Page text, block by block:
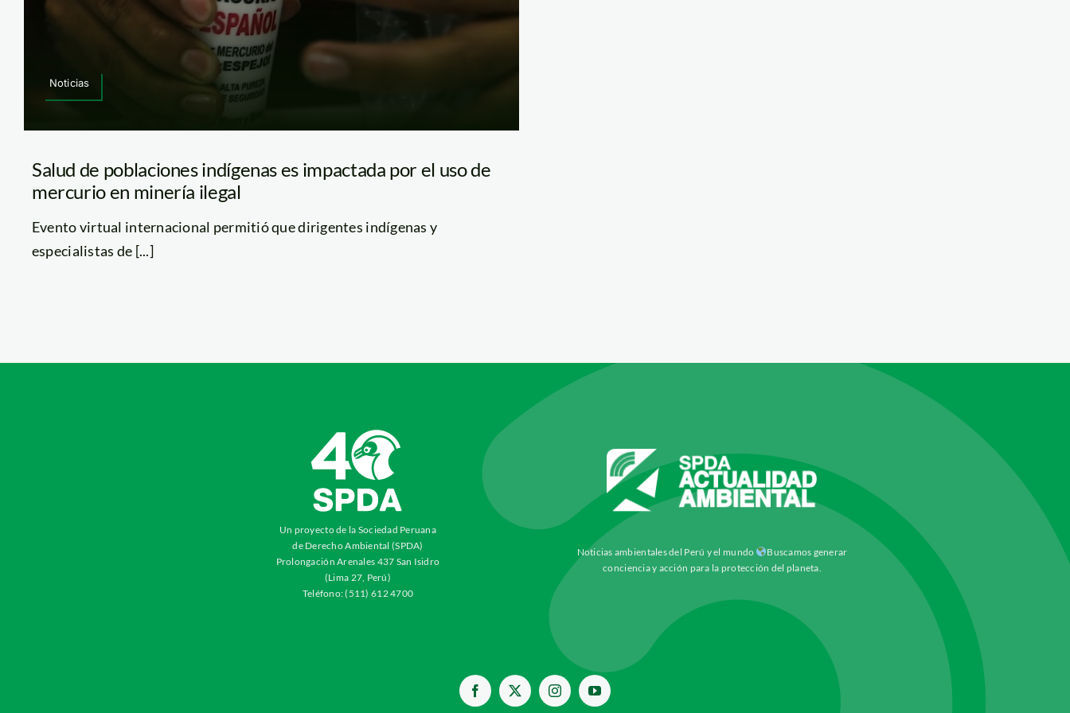
Noticias
Salud de poblaciones indígenas es impactada por el uso de
mercurio en minería ilegal
Evento virtual internacional permitió que dirigentes indígenas y
especialistas de [...]
Un proyecto de la Sociedad Peruana
de Derecho Ambiental (SPDA)
Prolongación Arenales 437 San Isidro
(Lima 27, Perú)
Teléfono: (511) 612 4700
Noticias ambientales del Perú y el mundo
Buscamos generar
conciencia y acción para la protección del planeta.